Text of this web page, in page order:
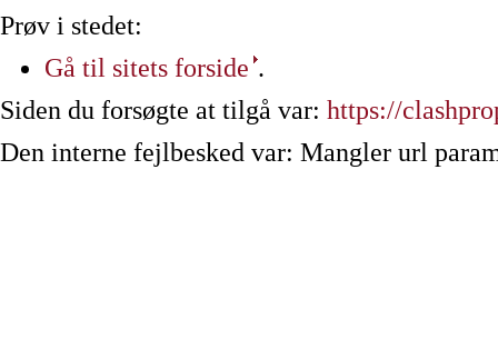
Prøv i stedet:
Gå til sitets forside .
Siden du forsøgte at tilgå var: https://
Den interne fejlbesked var: Mangler url